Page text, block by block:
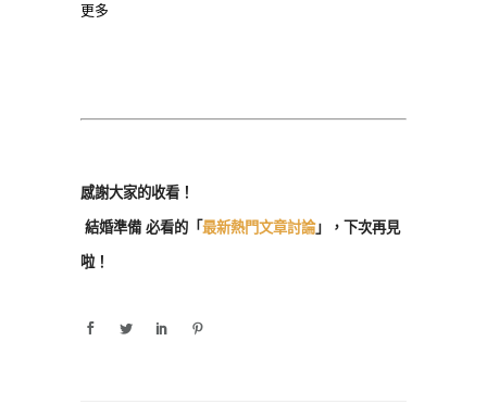
更多
感謝大家的收看！
結婚準備 必看的「最新熱門文章討論」，下次再見
啦！